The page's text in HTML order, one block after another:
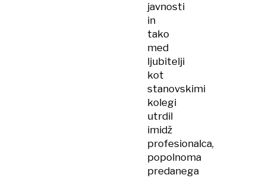
javnosti
in
tako
med
ljubitelji
kot
stanovskimi
kolegi
utrdil
imidž
profesionalca,
popolnoma
predanega